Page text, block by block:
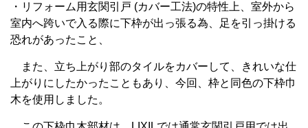
・リフォーム用玄関引戸 (カバー工法)の特性上、室外から
室内へ跨いで入る際に下枠が出っ張る為、足を引っ掛ける
恐れがあったこと、
また、立ち上がり部のタイルをカバーして、きれいな仕
上がりにしたかったこともあり、今回、枠と同色の下枠巾
木を使用しました。